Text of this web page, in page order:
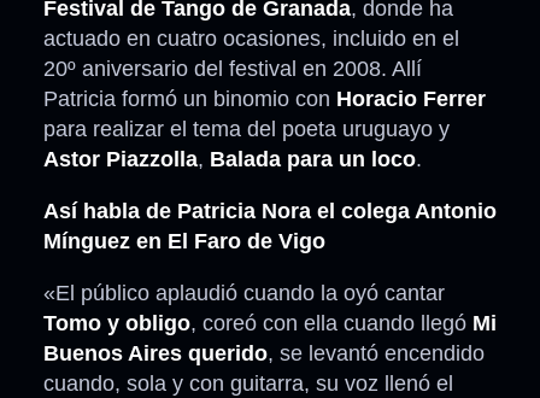
Festival de Tango de Granada, donde ha
actuado en cuatro ocasiones, incluido en el
20º aniversario del festival en 2008. Allí
Patricia formó un binomio con Horacio Ferrer
para realizar el tema del poeta uruguayo y
Astor Piazzolla, Balada para un loco.
Así habla de Patricia Nora el colega Antonio
Mínguez en El Faro de Vigo
«El público aplaudió cuando la oyó cantar
Tomo y obligo, coreó con ella cuando llegó Mi
Buenos Aires querido, se levantó encendido
cuando, sola y con guitarra, su voz llenó el